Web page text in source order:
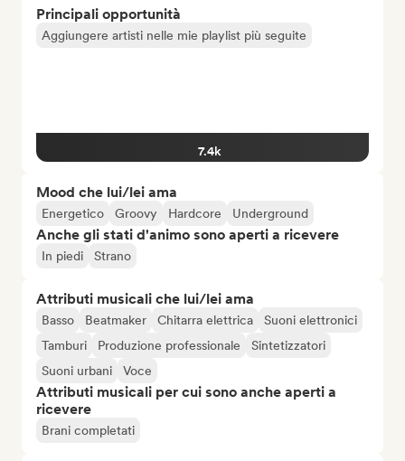
Principali opportunità
Aggiungere artisti nelle mie playlist più seguite
7.4k
Mood che lui/lei ama
Energetico Groovy Hardcore Underground
Anche gli stati d'animo sono aperti a ricevere
In piedi Strano
Attributi musicali che lui/lei ama
Basso Beatmaker Chitarra elettrica
Suoni elettronici
Tamburi
Produzione professionale
Sintetizzatori
Suoni urbani
Voce
Attributi musicali per cui sono anche aperti a
ricevere
Brani completati